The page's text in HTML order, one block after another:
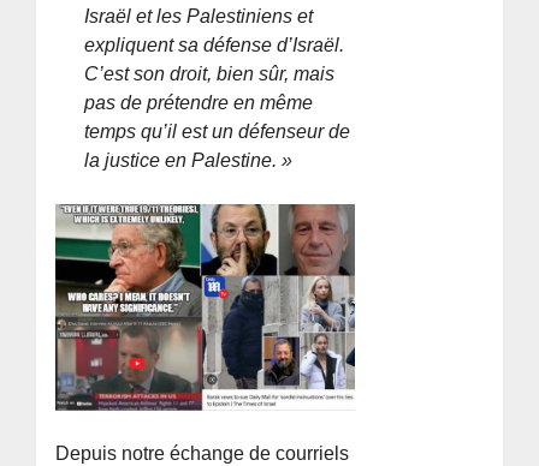
Israël et les Palestiniens et
expliquent sa défense d’Israël.
C’est son droit, bien sûr, mais
pas de prétendre en même
temps qu’il est un défenseur de
la justice en Palestine. »
Depuis notre échange de courriels